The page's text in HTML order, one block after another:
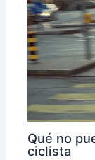
Qué no
ciclista